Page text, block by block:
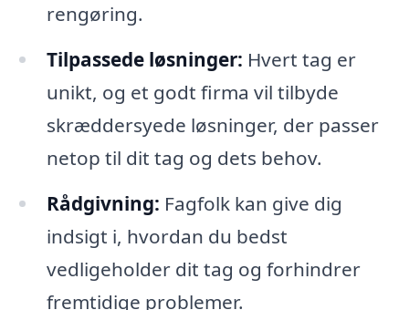
rengøring.
Tilpassede løsninger: Hvert tag er
unikt, og et godt firma vil tilbyde
skræddersyede løsninger, der passer
netop til dit tag og dets behov.
Rådgivning: Fagfolk kan give dig
indsigt i, hvordan du bedst
vedligeholder dit tag og forhindrer
fremtidige problemer.